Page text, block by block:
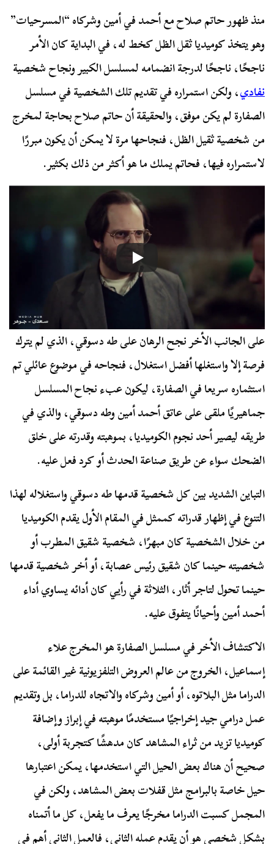
منذ ظهور حاتم صلاح مع أحمد في أمين وشركاه “المسرحيات”
وهو يتخذ كوميديا ثقل الظل كخط له، في البداية كان الأمر
ناجحًا، ناجحًا لدرجة انضمامه لمسلسل الكبير ونجاح شخصية
نفادي، ولكن استمراره في تقديم تلك الشخصية في مسلسل
الصفارة لم يكن موفق، والحقيقة أن حاتم صلاح بحاجة لمخرج
من شخصية ثقيل الظل، فنجاحها مرة لا يمكن أن يكون مبررًا
لاستمراره فيها، فحاتم يملك ما هو أكثر من ذلك بكثير.
على الجانب الأخر نجح الرهان على طه دسوقي، الذي لم يترك
فرصة إلا واستغلها أفضل استغلال، فنجاحه في موضوع عائلي تم
استثماره سريعا في الصفارة، ليكون عبء نجاح المسلسل
جماهيريًا ملقى على عاتق أحمد أمين وطه دسوقي، والذي في
طريقه ليصير أحد نجوم الكوميديا، بموهبته وقدرته على خلق
الضحك سواء عن طريق صناعة الحدث أو كرد فعل عليه.
التباين الشديد بين كل شخصية قدمها طه دسوقي واستغلاله لهذا
التنوع في إظهار قدراته كممثل في المقام الأول يقدم الكوميديا
من خلال الشخصية كان مبهرًا، شخصية شقيق المطرب أو
شخصيته حينما كان شقيق رئيس عصابة، أو أخر شخصية قدمها
حينما تحول لتاجر أثار، الثلاثة في رأيي كان أدائه يساوي أداء
أحمد أمين وأحيانًا يتفوق عليه.
الاكتشاف الأخر في مسلسل الصفارة هو المخرج علاء
إسماعيل، الخروج من عالم العروض التلفزيونية غير القائمة على
الدراما مثل البلاتوه، أو أمين وشركاه والاتجاه للدراما، بل وتقديم
عمل درامي جيد إخراجيًا مستخدمًا موهبته في إبراز وإضافة
كوميديا تزيد من ثراء المشاهد كان مدهشًا كتجربة أولى،
صحيح أن هناك بعض الحيل التي استخدمها، يمكن اعتبارها
حيل خاصة بالبرامج مثل قفلات بعض المشاهد، ولكن في
المجمل كسبت الدراما مخرجًا يعرف ما يفعل، كل ما أتمناه
بشكل شخصي هو أن يقدم عمله الثاني، فالعمل الثاني أهم في